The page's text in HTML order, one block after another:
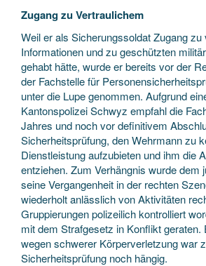
Zugang zu Vertraulichem
Weil er als Sicherungssoldat Zugang zu
Informationen und zu geschützten
gehabt hätte, wurde er bereits vor der
der Fachstelle für
unter die Lupe genommen. Aufgrund
Kantonspolizei Schwyz empfahl die
Jahres und noch vor definitivem
Sicherheitsprüfung, den Wehrmann zu
Dienstleistung aufzubieten und ihm die
entziehen. Zum Verhängnis wurde dem
seine Vergangenheit in der rechten
wiederholt anlässlich von Aktivitäten
Gruppierungen polizeilich kontrolliert
mit dem Strafgesetz in Konflikt geraten.
wegen schwerer Körperverletzung war
Sicherheitsprüfung noch hängig.